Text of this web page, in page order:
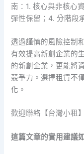
南：1. 核心與非核心
彈性保留；4. 分階段
透過謹慎的風險控制
有效提高新創企業的
的新創企業，更能將
競爭力。選擇租賃不
化。
歡迎聯絡【台灣小租
這篇文章的實用建議